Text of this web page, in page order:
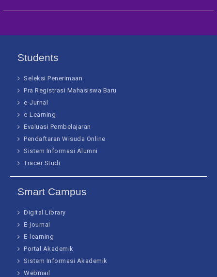
Students
Seleksi Penerimaan
Pra Registrasi Mahasiswa Baru
e-Jurnal
e-Learning
Evaluasi Pembelajaran
Pendaftaran Wisuda Online
Sistem Informasi Alumni
Tracer Studi
Smart Campus
Digital Library
E-journal
E-learning
Portal Akademik
Sistem Informasi Akademik
Webmail